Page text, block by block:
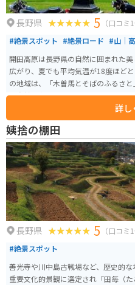
長野県 5 （口コミ1
#絶景スポット #絶景ロード #山｜
開田高原は長野県の自然に囲まれた
広がり、夏でも平均気温が18度ほど
の地域は、「木曽馬とそばのふるさ
な自然の中で四季折々の景色を眺めな
が澄んでいて天気が良ければ御嶽山
ので観光地として十分楽しめます。
を堪能できる食事処もあります。8月
くのでそれを見にいくのもオススメで
詳し
姨捨の棚田
長野県 5 （口コミ1
#絶景スポット
善光寺や川中島古戦場など、歴史的
重要文化的景観に選定され「田毎（